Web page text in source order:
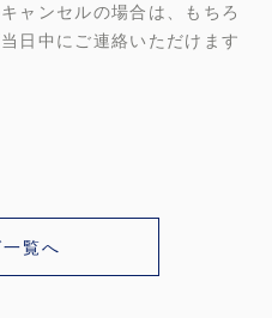
ャンセルの場合は、もちろ
日中にご連絡いただけます
覧へ